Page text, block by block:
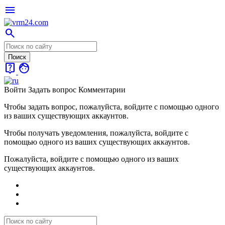
menu
search
live_help face
Войти Задать вопрос Комментарии
Чтобы задать вопрос, пожалуйста, войдите с помощью одного
из ваших существующих аккаунтов.
Чтобы получать уведомления, пожалуйста, войдите с
помощью одного из ваших существующих аккаунтов.
Пожалуйста, войдите с помощью одного из ваших
существующих аккаунтов.